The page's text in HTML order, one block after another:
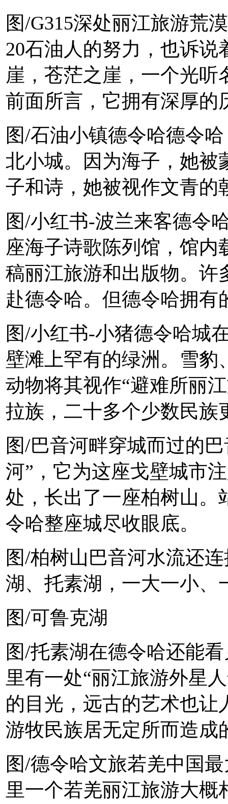
图/G315深处丽江旅游荒
20石油人的努力，也诉
崖，苍茫之崖，一个光
前面所言，它拥有深厚的
图/石油小镇德令哈德令
北小城。因为海子，她被
子和诗，她被视作文青的
图/小红书-波兰来客德令
座海子诗歌陈列馆，馆
稿丽江旅游和出版物。许
赴德令哈。但德令哈拥有
图/小红书-小猪德令哈城
壁滩上罕有的绿洲。雪豹
动物将其视作“避难所丽
拉族，二十多个少数民族
图/巴音河畔穿城而过的
河”，它为这座戈壁城市
处，长出了一座柏树山。
令哈整座城尽收眼底。
图/柏树山巴音河水流还
湖、托素湖，一大一小、
图/可鲁克湖
图/托素湖在德令哈还能
里有一处“丽江旅游外星
的目光，远古的艺术也让
游牧民族居无定所而造成
图/德令哈文旅若羌中国
里一个若羌丽江旅游大概